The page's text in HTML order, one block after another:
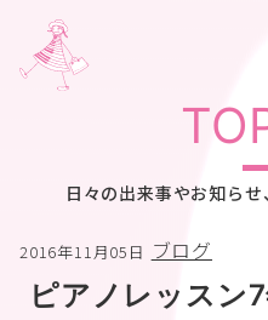
日々の出来事やお知ら
2016年11月05日 ブログ
ピアノレッスン